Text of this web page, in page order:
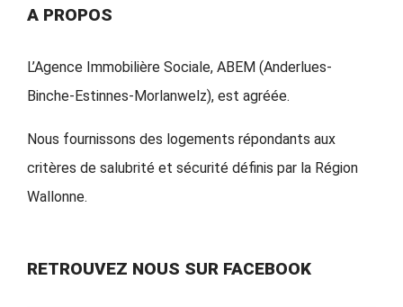
A PROPOS
L’Agence Immobilière Sociale, ABEM (Anderlues-
Binche-Estinnes-Morlanwelz), est agréée.
Nous fournissons des logements répondants aux
critères de salubrité et sécurité définis par la Région
Wallonne.
RETROUVEZ NOUS SUR FACEBOOK